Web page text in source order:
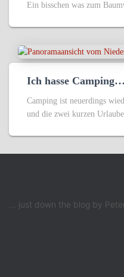
Ein bisschen was zum
Ich hasse
Camping ist neuerdings
und die zwei kurzen
... just down the blog by